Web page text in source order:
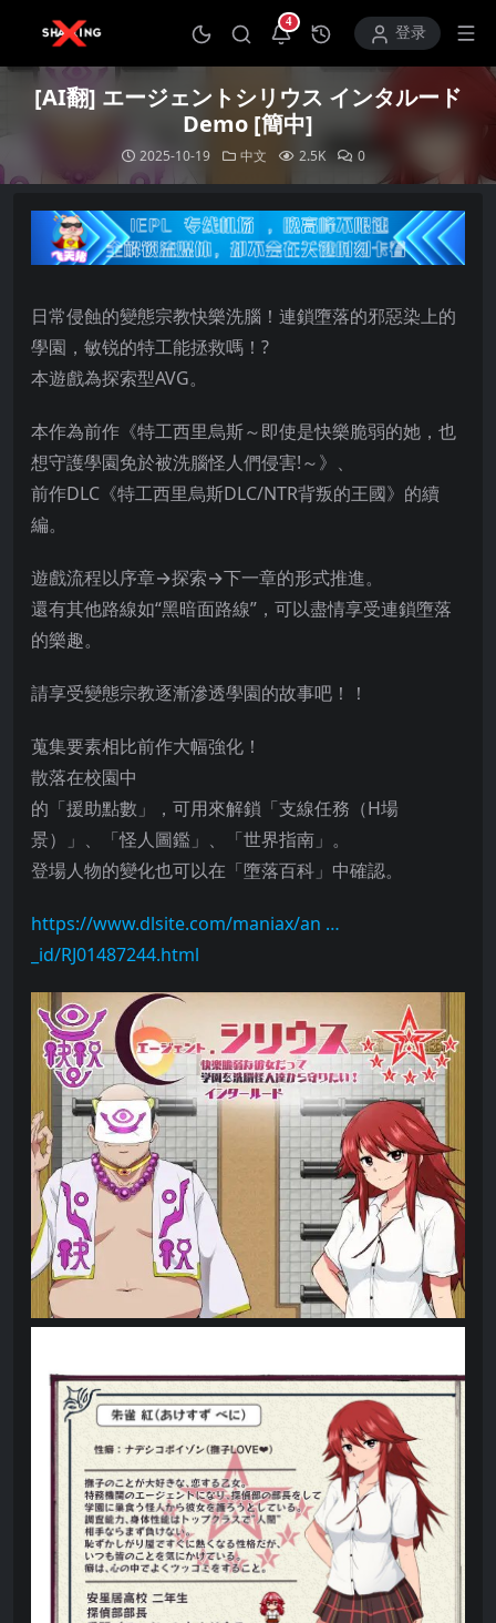
4
打开通知中心登录
[AI翻] エージェントシリウス インタルード
Demo [簡中]
2025-10-19 中文 2.5K 0
日常侵蝕的變態宗教快樂洗腦！連鎖墮落的邪惡染上的
學園，敏锐的特工能拯救嗎！?
本遊戲為探索型AVG。
本作為前作《特工西里烏斯～即使是快樂脆弱的她，也
想守護學園免於被洗腦怪人們侵害!～》、
前作DLC《特工西里烏斯DLC/NTR背叛的王國》的續
編。
遊戲流程以序章→探索→下一章的形式推進。
還有其他路線如“黑暗面路線”，可以盡情享受連鎖墮落
的樂趣。
請享受變態宗教逐漸滲透學園的故事吧！！
蒐集要素相比前作大幅強化！
散落在校園中
的「援助點數」，可用來解鎖「支線任務（H場
景）」、「怪人圖鑑」、「世界指南」。
登場人物的變化也可以在「墮落百科」中確認。
https://www.dlsite.com/maniax/an …
_id/RJ01487244.html